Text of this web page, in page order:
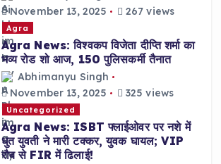
November 13, 2025
267 views
Agra
Agra News: विश्वकप विजेता दीप्ति शर्मा का
भव्य रोड शो आज, 150 पुलिसकर्मी तैनात
Abhimanyu Singh
November 13, 2025
325 views
Uncategorized
Agra News: ISBT फ्लाईओवर पर नशे में
धुत युवती ने मारी टक्कर, युवक घायल; VIP
रौब से FIR में ढिलाई!